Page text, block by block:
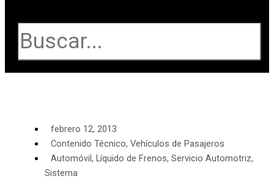
febrero 12, 2013
Contenido Técnico, Vehículos de Pasajeros
Automóvil, Líquido de Frenos, Servicio Automotriz,
Sistema